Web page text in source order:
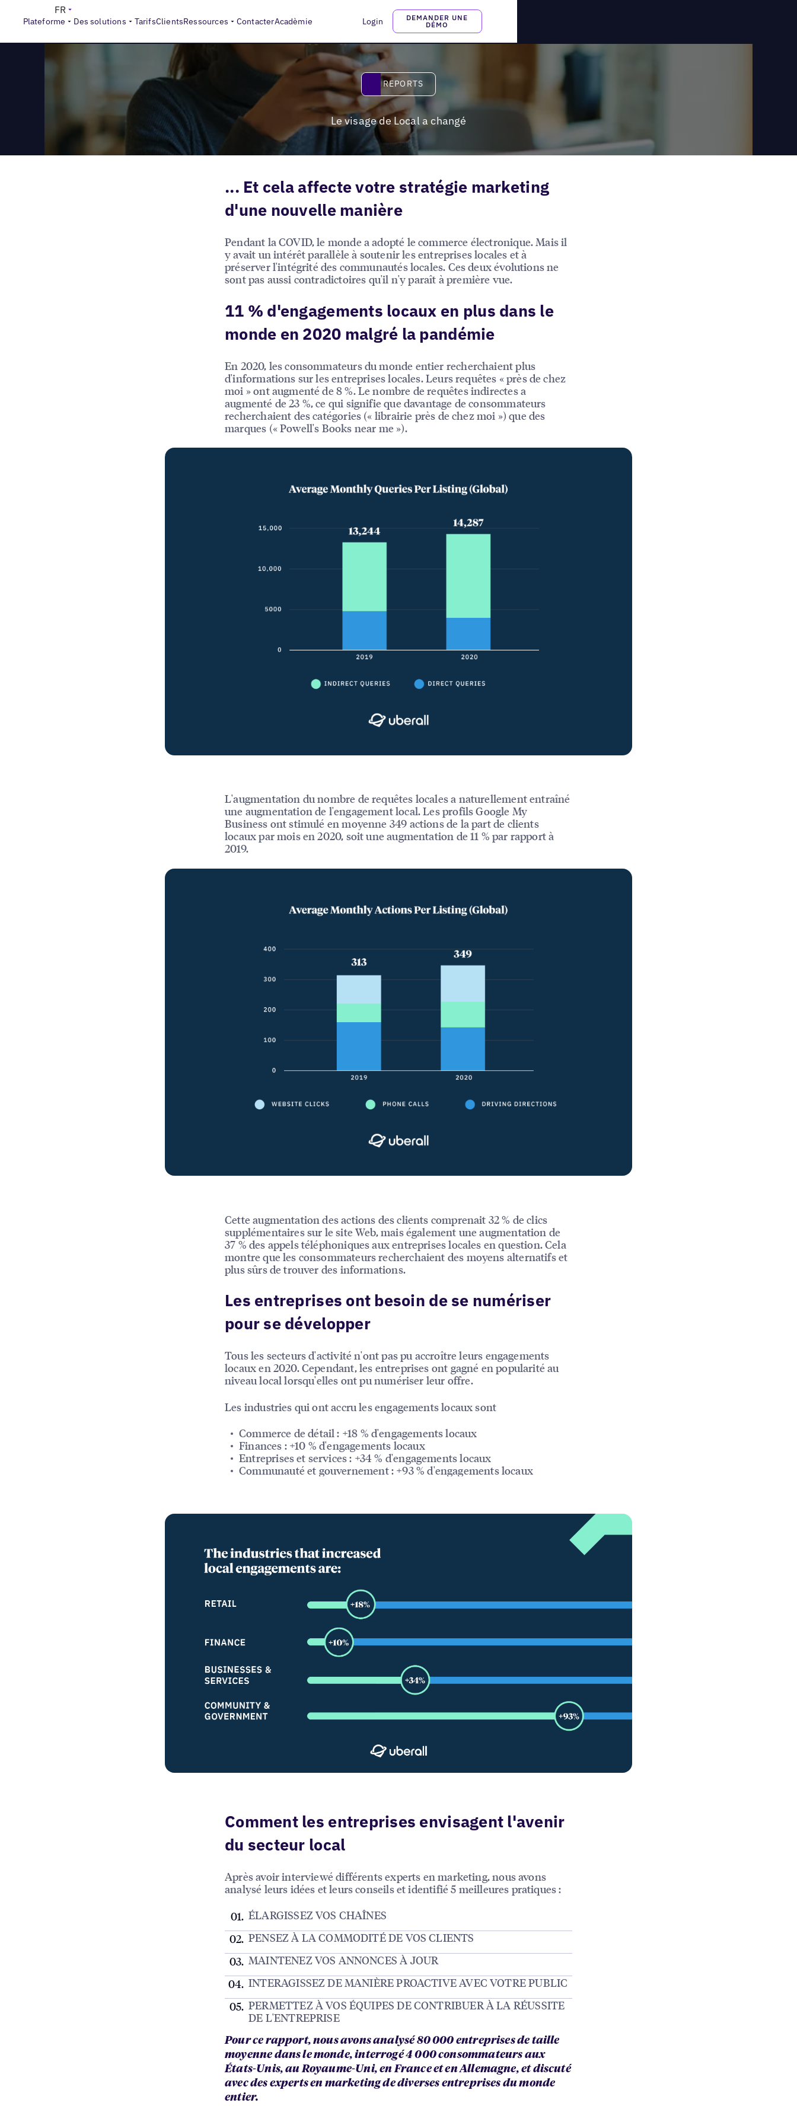
Plateforme Des solutions TarifsClientsRessources ContacterAcadèmie Login
DEMANDER UNE
DÉMO
FR
Reports
Reports
REPORTS
Le visage de Local a changé
... Et cela affecte votre stratégie marketing
d'une nouvelle manière
Pendant la COVID, le monde a adopté le commerce électronique. Mais il
y avait un intérêt parallèle à soutenir les entreprises locales et à
préserver l'intégrité des communautés locales. Ces deux évolutions ne
sont pas aussi contradictoires qu'il n'y paraît à première vue.
11 % d'engagements locaux en plus dans le
monde en 2020 malgré la pandémie
En 2020, les consommateurs du monde entier recherchaient plus
d'informations sur les entreprises locales. Leurs requêtes « près de chez
moi » ont augmenté de 8 %. Le nombre de requêtes indirectes a
augmenté de 23 %, ce qui signifie que davantage de consommateurs
recherchaient des catégories (« librairie près de chez moi ») que des
marques (« Powell's Books near me »).
L'augmentation du nombre de requêtes locales a naturellement entraîné
une augmentation de l'engagement local. Les profils Google My
Business ont stimulé en moyenne 349 actions de la part de clients
locaux par mois en 2020, soit une augmentation de 11 % par rapport à
2019.
Cette augmentation des actions des clients comprenait 32 % de clics
supplémentaires sur le site Web, mais également une augmentation de
37 % des appels téléphoniques aux entreprises locales en question. Cela
montre que les consommateurs recherchaient des moyens alternatifs et
plus sûrs de trouver des informations.
Les entreprises ont besoin de se numériser
pour se développer
Tous les secteurs d'activité n'ont pas pu accroître leurs engagements
locaux en 2020. Cependant, les entreprises ont gagné en popularité au
niveau local lorsqu'elles ont pu numériser leur offre.
Les industries qui ont accru les engagements locaux sont
Commerce de détail : +18 % d'engagements locaux
Finances : +10 % d'engagements locaux
Entreprises et services : +34 % d'engagements locaux
Communauté et gouvernement : +93 % d'engagements locaux
Comment les entreprises envisagent l'avenir
du secteur local
Après avoir interviewé différents experts en marketing, nous avons
analysé leurs idées et leurs conseils et identifié 5 meilleures pratiques :
ÉLARGISSEZ VOS CHAÎNES
PENSEZ À LA COMMODITÉ DE VOS CLIENTS
MAINTENEZ VOS ANNONCES À JOUR
INTERAGISSEZ DE MANIÈRE PROACTIVE AVEC VOTRE PUBLIC
PERMETTEZ À VOS ÉQUIPES DE CONTRIBUER À LA RÉUSSITE
DE L'ENTREPRISE
Pour ce rapport, nous avons analysé 80 000 entreprises de taille
moyenne dans le monde, interrogé 4 000 consommateurs aux
États-Unis, au Royaume-Uni, en France et en Allemagne, et discuté
avec des experts en marketing de diverses entreprises du monde
entier.